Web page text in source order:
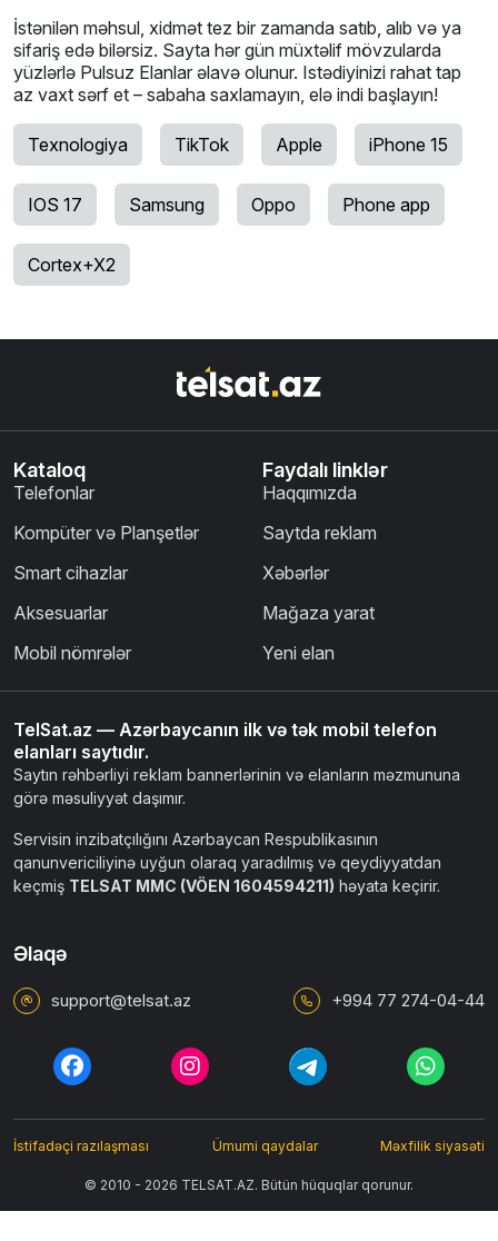
İstənilən məhsul, xidmət tez bir zamanda satıb, alıb və ya
sifariş edə bilərsiz. Sayta hər gün müxtəlif mövzularda
yüzlərlə Pulsuz Elanlar əlavə olunur. Istədiyinizi rahat tap
az vaxt sərf et – sabaha saxlamayın, elə indi başlayın!
Texnologiya TikTok Apple iPhone 15
IOS 17 Samsung Oppo Phone app
Cortex+X2
Kataloq
Telefonlar
Kompüter və Planşetlər
Smart cihazlar
Aksesuarlar
Mobil nömrələr
Faydalı linklər
Haqqımızda
Saytda reklam
Xəbərlər
Mağaza yarat
Yeni elan
TelSat.az — Azərbaycanın ilk və tək mobil telefon
elanları saytıdır.
Saytın rəhbərliyi reklam bannerlərinin və elanların məzmununa
görə məsuliyyət daşımır.
Servisin inzibatçılığını Azərbaycan Respublikasının
qanunvericiliyinə uyğun olaraq yaradılmış və qeydiyyatdan
keçmiş TELSAT MMC (VÖEN 1604594211) həyata keçirir.
Əlaqə
support@telsat.az +994 77 274-04-44
© 2010 - 2026 TELSAT.AZ. Bütün hüquqlar qorunur.
İstifadəçi razılaşması Ümumi qaydalar Məxfilik siyasəti